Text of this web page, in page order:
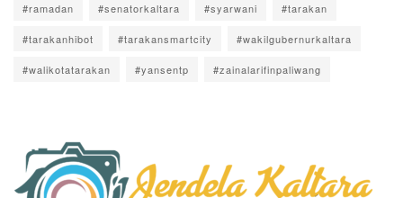
#ramadan #senatorkaltara #syarwani #tarakan
#tarakanhibot #tarakansmartcity #wakilgubernurkaltara
#walikotatarakan #yansentp #zainalarifinpaliwang